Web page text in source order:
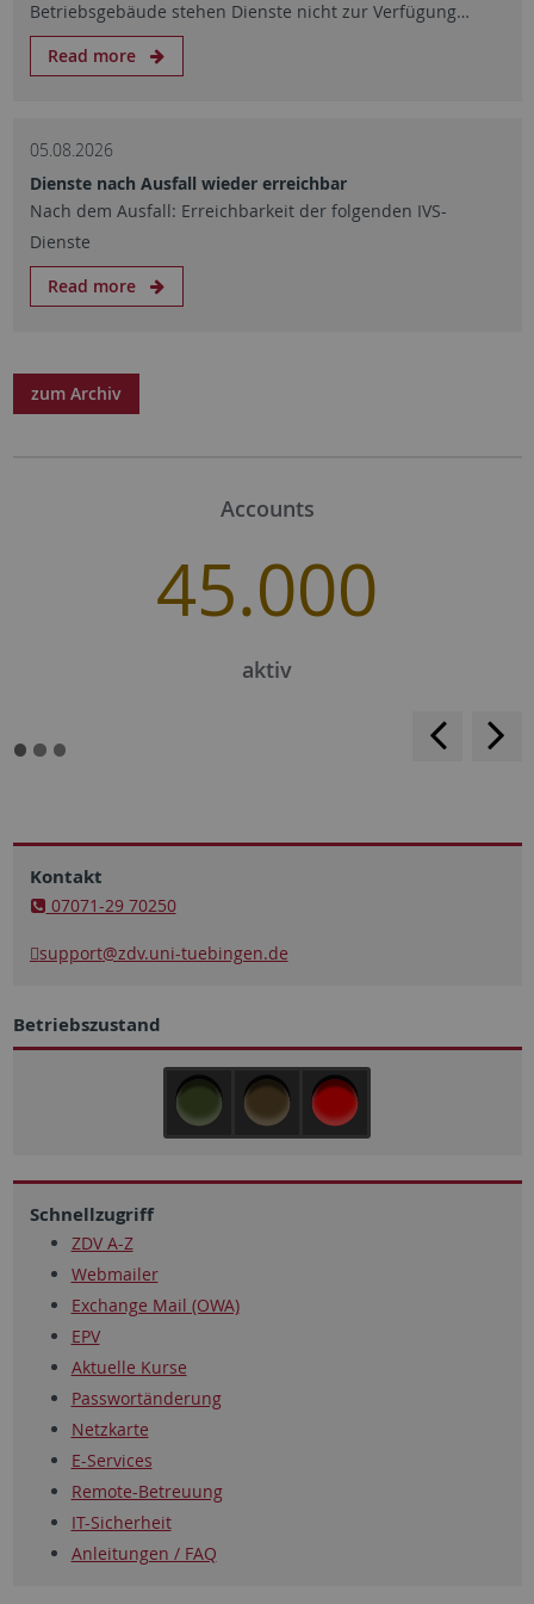
Betriebsgebäude stehen Dienste nicht zur Verfügung…
Read more
05.08.2026
Dienste nach Ausfall wieder erreichbar
Nach dem Ausfall: Erreichbarkeit der folgenden IVS-
Dienste
Read more
zum Archiv
Accounts
45.000
aktiv
Kontakt
07071-29 70250
support@zdv.uni-tuebingen.de
Betriebszustand
Schnellzugriff
ZDV A-Z
Webmailer
Exchange Mail (OWA)
EPV
Aktuelle Kurse
Passwortänderung
Netzkarte
E-Services
Remote-Betreuung
IT-Sicherheit
Anleitungen / FAQ